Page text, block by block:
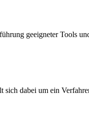
geeigneter Tools
sich dabei um ein